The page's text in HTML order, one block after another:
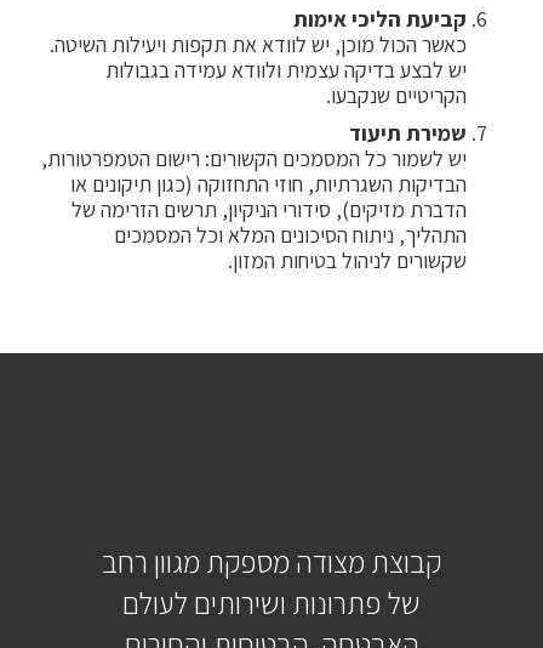
קביעת הליכי אימות
כאשר הכול מוכן, יש לוודא את תקפות ויעילות השיטה.
יש לבצע בדיקה עצמית ולוודא עמידה בגבולות
הקריטיים שנקבעו.
שמירת תיעוד
יש לשמור כל המסמכים הקשורים: רישום הטמפרטורות,
הבדיקות השגרתיות, חוזי התחזוקה (כגון תיקונים או
הדברת מזיקים), סידורי הניקיון, תרשים הזרימה של
התהליך, ניתוח הסיכונים המלא וכל המסמכים
שקשורים לניהול בטיחות המזון.
קבוצת מצודה מספקת מגוון רחב
של פתרונות ושירותים לעולם